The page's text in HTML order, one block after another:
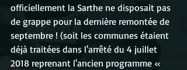
officiellement la Sarthe ne disposait pas
de grappe pour la dernière remontée de
septembre ! (soit les communes étaient
déjà traitées dans l'arrêté du 4 juillet
2018 reprenant l'ancien programme «